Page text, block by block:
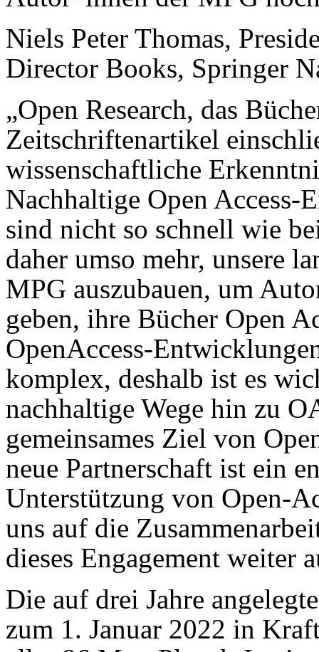
Niels Peter Thomas,
Director Books, Springer
„Open Research, das
Zeitschriftenartikel
wissenschaftliche
Nachhaltige Open
sind nicht so schnell wie
daher umso mehr, unsere
MPG auszubauen, um
geben, ihre Bücher Open
OpenAccess-
komplex, deshalb ist es
nachhaltige Wege hin zu
gemeinsames Ziel von
neue Partnerschaft ist ein
Unterstützung von Open-
uns auf die
dieses Engagement weiter
Die auf drei Jahre
zum 1. Januar 2022 in